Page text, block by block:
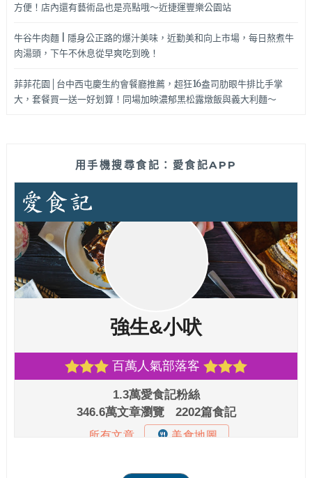
方便！店內還有藝術品也是亮點哦～近捷運豐樂公園站
牛谷牛肉麵 | 隱身公正路的爆汁美味，近勤美和向上市場，每日熬煮牛
肉湯頭，下午不休息從早爽吃到晚！
菲菲花園│台中西屯慶生約會餐廳推薦，超狂16盎司肋眼牛排比手掌
大，套餐買一送一好划算！同場加映濃郁黑松露燉飯與義大利麵～
用手機搜尋食記：愛食記APP